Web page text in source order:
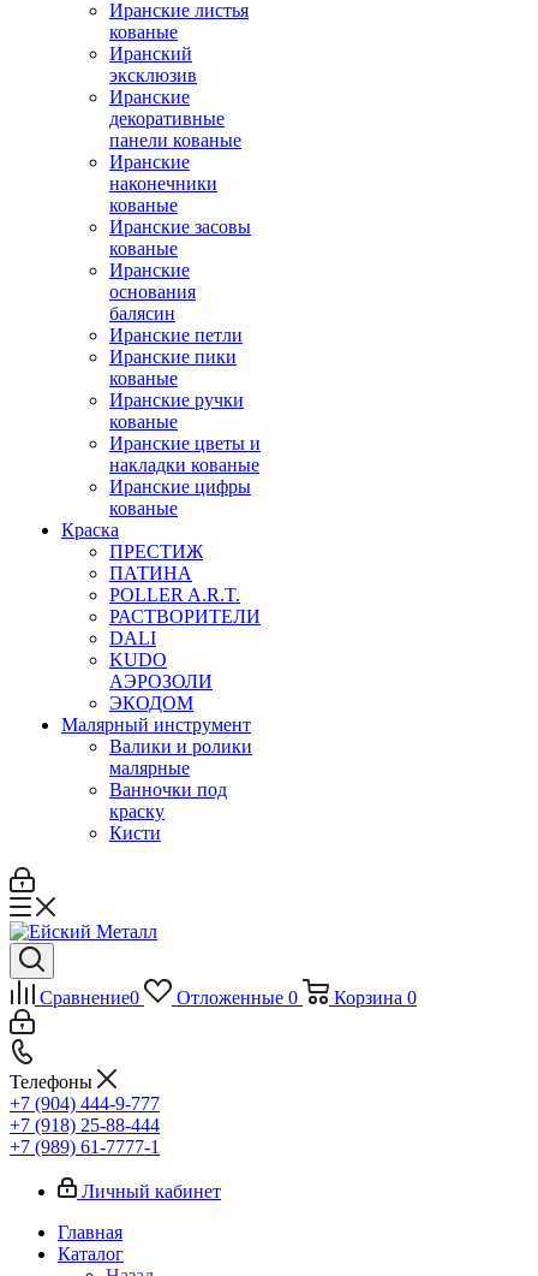
Иранские листья
кованые
Иранский
эксклюзив
Иранские
декоративные
панели кованые
Иранские
наконечники
кованые
Иранские засовы
кованые
Иранские
основания
балясин
Иранские петли
Иранские пики
кованые
Иранские ручки
кованые
Иранские цветы и
накладки кованые
Иранские цифры
кованые
Краска
ПРЕСТИЖ
ПАТИНА
POLLER A.R.T.
РАСТВОРИТЕЛИ
DALI
KUDO
АЭРОЗОЛИ
ЭКОДОМ
Малярный инструмент
Валики и ролики
малярные
Ванночки под
краску
Кисти
Сравнение0 Отложенные 0 Корзина 0
Телефоны
+7 (904) 444-9-777
+7 (918) 25-88-444
+7 (989) 61-7777-1
Личный кабинет
Главная
Каталог